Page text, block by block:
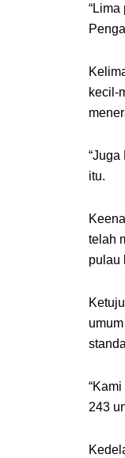
kecil-
itu.
telah
pulau
243